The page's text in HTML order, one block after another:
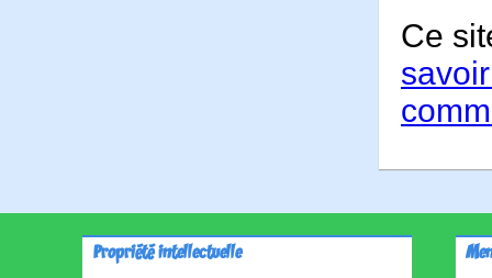
Ce
Propriété intellectuelle